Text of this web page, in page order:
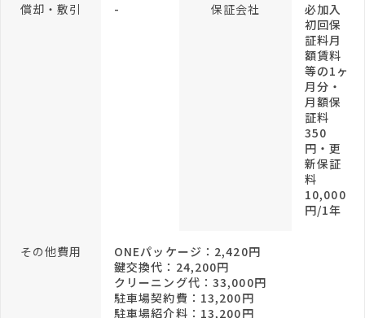
償却・敷引 - 保証会社
必加入
初回保
証料月
額賃料
等の1ヶ
月分・
月額保
証料
350
円・更
新保証
料
10,000
円/1年
その他費用
ONEパッケージ：2,420円
鍵交換代：24,200円
クリーニング代：33,000円
駐車場契約費：13,200円
駐車場紹介料：13,200円